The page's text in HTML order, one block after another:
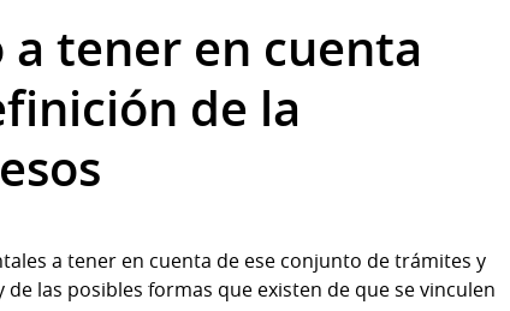
a tener en cuenta
de la
a tener en cuenta de ese conjunto de trámites y
las posibles formas que existen de que se vinculen